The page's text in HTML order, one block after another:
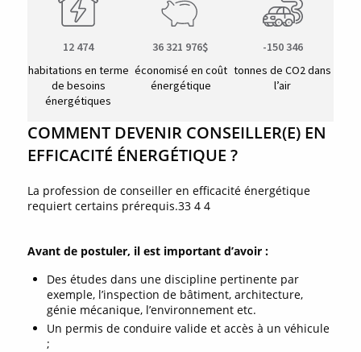
12 474
habitations en terme
de besoins
énergétiques
36 321 976$
économisé en coût
énergétique
-150 346
tonnes de CO2 dans
l’air
COMMENT DEVENIR CONSEILLER(E) EN
EFFICACITÉ ÉNERGÉTIQUE ?
La profession de conseiller en efficacité énergétique
requiert certains prérequis.33 4 4
Avant de postuler, il est important d’avoir :
Des études dans une discipline pertinente par
exemple, l’inspection de bâtiment, architecture,
génie mécanique, l’environnement etc.
Un permis de conduire valide et accès à un véhicule
;